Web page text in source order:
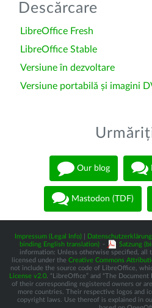
Descărcare
LibreOffice Fresh
LibreOffice Stable
Versiune în dezvoltare
Versiune portabilă și imagini
Our blog
Mastodon (TDF)
Impressum (Legal Info)
binding English translation) - Satzung
information: Unless otherwise specified, all
licensed under the Creative Commons
not include the source code of LibreOffice,
License v2.0 . “LibreOffice” and “The
of their corresponding registered owners or
more countries. Their respective logos and
copyright laws. Use thereof is explained in